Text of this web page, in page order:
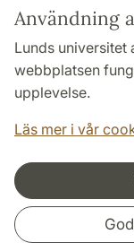
Användning
Lunds universitet
webbplatsen
upplevelse.
Läs mer i vår
Genvägar
Om webbplatsen
Behandling av